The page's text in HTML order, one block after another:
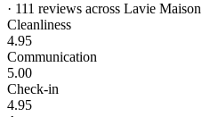
· 111 reviews across Lavie Maison
Cleanliness
4.95
Communication
5.00
Check-in
4.95